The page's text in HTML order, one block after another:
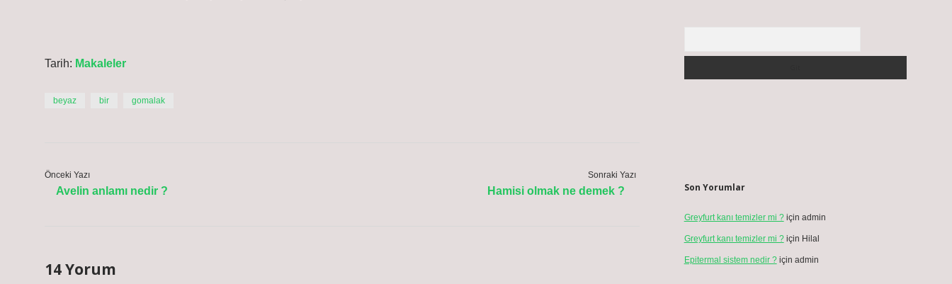
Tarih: Makaleler
beyaz bir gomalak
Önceki Yazı
Avelin anlamı nedir ?
Sonraki Yazı
Hamisi olmak ne demek ?
14 Yorum
Son Yorumlar
Greyfurt kanı temizler mi ?için admin
Greyfurt kanı temizler mi ?için Hilal
Epitermal sistem nedir ?için admin